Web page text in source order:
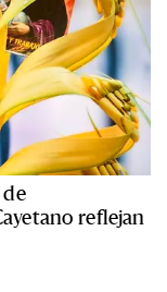
reflejan